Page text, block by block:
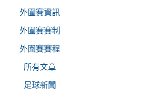
外圍賽資訊
外圍賽賽制
外圍賽賽程
所有文章
足球新聞